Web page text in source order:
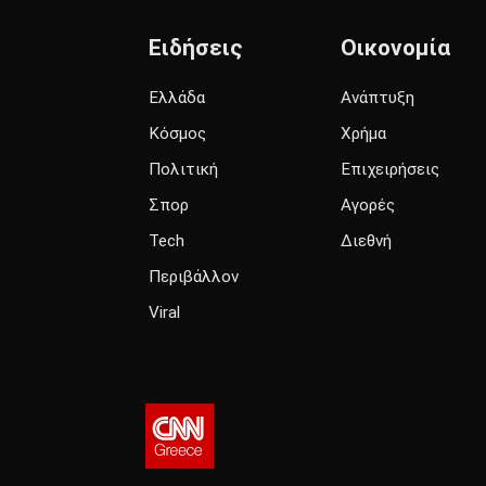
Ειδήσεις
Ελλάδα
Κόσμος
Πολιτική
Σπορ
Tech
Περιβάλλον
Viral
Οικονομία
Ανάπτυξη
Χρήμα
Επιχειρήσεις
Αγορές
Διεθνή